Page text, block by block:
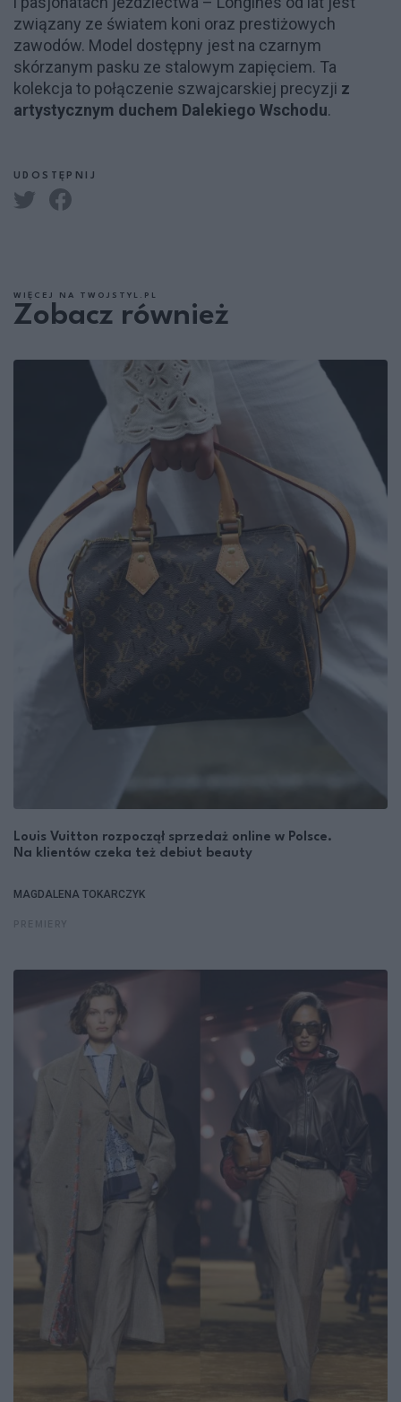
związany ze światem koni oraz prestiżowych
zawodów. Model dostępny jest na czarnym
skórzanym pasku ze stalowym zapięciem. Ta
kolekcja to połączenie szwajcarskiej precyzji z
artystycznym duchem Dalekiego Wschodu.
UDOSTĘPNIJ
WIĘCEJ NA TWOJSTYL.PL
Zobacz również
Louis Vuitton rozpoczął sprzedaż online w Polsce.
Na klientów czeka też debiut beauty
MAGDALENA TOKARCZYK